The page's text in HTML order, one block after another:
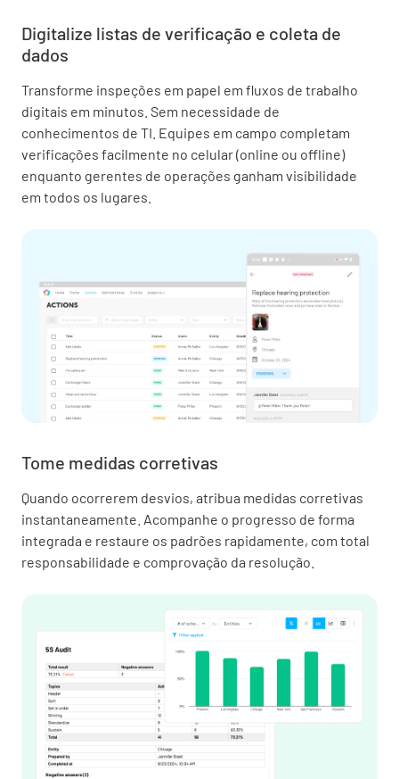
Digitalize listas de verificação e coleta de
dados
Transforme inspeções em papel em fluxos de trabalho
digitais em minutos. Sem necessidade de
conhecimentos de TI. Equipes em campo completam
verificações facilmente no celular (online ou offline)
enquanto gerentes de operações ganham visibilidade
em todos os lugares.
Tome medidas corretivas
Quando ocorrerem desvios, atribua medidas corretivas
instantaneamente. Acompanhe o progresso de forma
integrada e restaure os padrões rapidamente, com total
responsabilidade e comprovação da resolução.